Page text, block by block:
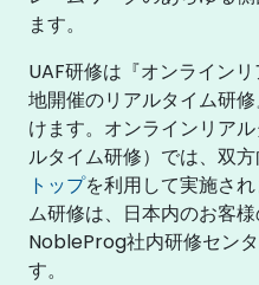
ます。
UAF研修は『オンライン
地開催のリアルタイム研
けます。オンラインリア
ルタイム研修）では、双
トップを利用して実施さ
ム研修は、日本内のお客
NobleProg社内研修セン
す。